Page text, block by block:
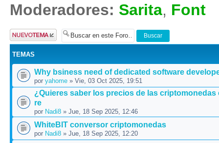
Moderadores: Sarita, Font
Publicar un
nuevo tema
TEMAS
Why bsiness need of dedicated software
por yahome » Vie, 03 Oct 2025, 19:51
¿Quieres saber los precios de las criptomonedas
re
por Nadi8 » Jue, 18 Sep 2025, 12:46
WhiteBIT conversor criptomonedas
por Nadi8 » Jue, 18 Sep 2025, 12:20